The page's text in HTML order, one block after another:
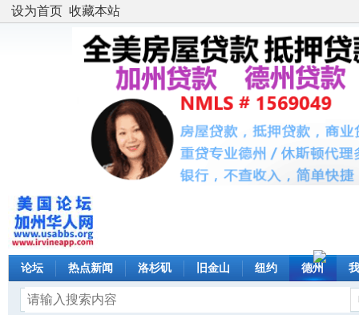
设为首页 收藏本站
论坛 热点新闻 洛杉矶 旧金山 纽约 德州